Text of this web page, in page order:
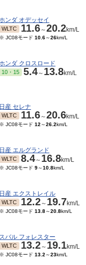
ンダ オデッセイ
WLTC 11.6～20.2km/L
※ JC08モード 10.6～26km/L
ンダ クロスロード
10・15 5.4～ 13.8km/L
日産 セレナ
WLTC 11.6～20.6km/L
※ JC08モード 12 ～26.2km/L
日産 エルグランド
WLTC 8.4～ 16.8km/L
※ JC08モード 9～10.8km/L
日産 エクストレイル
WLTC 12.2～ 19.7km/L
※ JC08モード 13.8～20.8km/L
スバル フォレスター
WLTC 13.2～ 19.1km/L
※ JC08モード 13.2 ～23km/L